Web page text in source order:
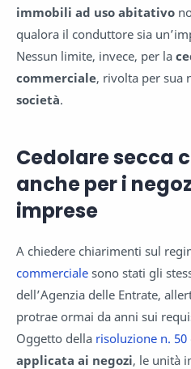
immobili ad uso abitativo
qualora il conduttore sia
Nessun limite, invece, per la
commerciale, rivolta per sua
società.
Cedolare secca
anche per i
imprese
A chiedere chiarimenti sul
commerciale sono stati gli
dell’Agenzia delle Entrate,
protrae ormai da anni sui
Oggetto della risoluzione n. 50
applicata ai negozi, le unità